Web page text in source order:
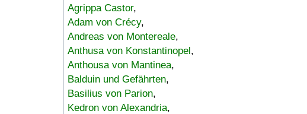
Agrippa Castor,
Adam von Crécy,
Andreas von Montereale,
Anthusa von Konstantinopel,
Anthousa von Mantinea,
Balduin und Gefährten,
Basilius von Parion,
Kedron von Alexandria,